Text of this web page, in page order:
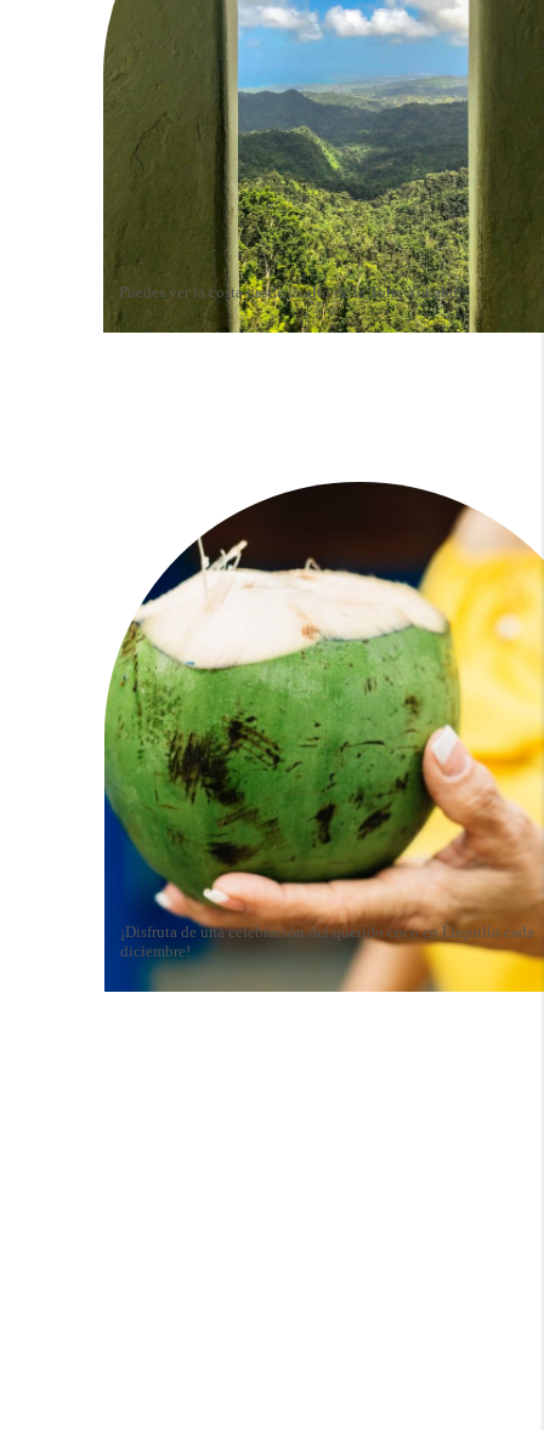
Puedes ver la costa desde lo alto de la Torre Yokahu.
¡Disfruta de una celebración del querido coco en Luquillo cada
diciembre!